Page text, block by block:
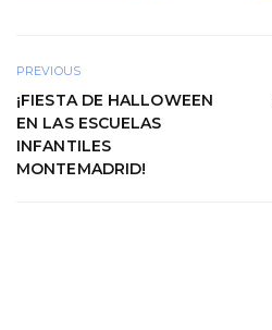
PREVIOUS
¡FIESTA DE HALLOWEEN
EN LAS ESCUELAS
INFANTILES
MONTEMADRID!